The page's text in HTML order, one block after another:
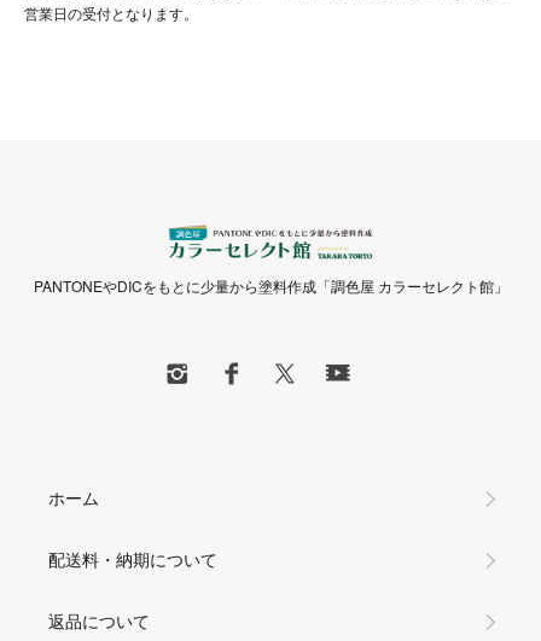
営業日の受付となります。
PANTONEやDICをもとに少量から塗料作成「調色屋 カラーセレクト館」
ホーム
配送料・納期について
返品について